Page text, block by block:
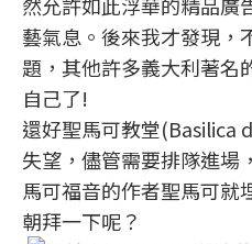
藝氣息。後來我才發現，
題，其他許多義大利著名
自己了!
還好聖馬可教堂(Basilica
失望，儘管需要排隊進場
馬可福音的作者聖馬可就
朝拜一下呢？